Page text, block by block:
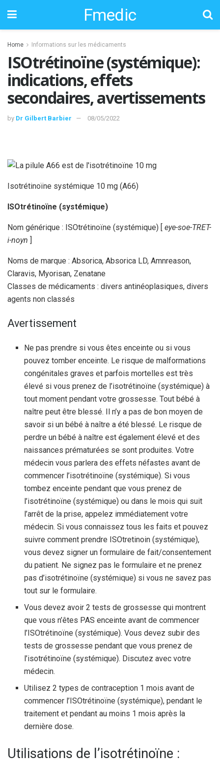
Fmedic
Home Informations sur les médicaments
ISOtrétinoïne (systémique):
indications, effets
secondaires, avertissements
by Dr Gilbert Barbier 08/05/2022
Isotrétinoïne systémique 10 mg (A66)
ISOtrétinoïne (systémique)
Nom générique : ISOtrétinoïne (systémique) [ eye-soe-TRET-
i-noyn ]
Noms de marque : Absorica, Absorica LD, Amnreason,
Claravis, Myorisan, Zenatane
Classes de médicaments : divers antinéoplasiques, divers
agents non classés
Avertissement
Ne pas prendre si vous êtes enceinte ou si vous
pouvez tomber enceinte. Le risque de malformations
congénitales graves et parfois mortelles est très
élevé si vous prenez de l’isotrétinoïne (systémique) à
tout moment pendant votre grossesse. Tout bébé à
naître peut être blessé. Il n’y a pas de bon moyen de
savoir si un bébé à naître a été blessé. Le risque de
perdre un bébé à naître est également élevé et des
naissances prématurées se sont produites. Votre
médecin vous parlera des effets néfastes avant de
commencer l’isotrétinoïne (systémique). Si vous
tombez enceinte pendant que vous prenez de
l’isotrétinoïne (systémique) ou dans le mois qui suit
l’arrêt de la prise, appelez immédiatement votre
médecin. Si vous connaissez tous les faits et pouvez
suivre comment prendre ISOtretinoin (systémique),
vous devez signer un formulaire de fait/consentement
du patient. Ne signez pas le formulaire et ne prenez
pas d’isotrétinoïne (systémique) si vous ne savez pas
tout sur le formulaire.
Vous devez avoir 2 tests de grossesse qui montrent
que vous n’êtes PAS enceinte avant de commencer
l’ISOtrétinoïne (systémique). Vous devez subir des
tests de grossesse pendant que vous prenez de
l’isotrétinoïne (systémique). Discutez avec votre
médecin.
Utilisez 2 types de contraception 1 mois avant de
commencer l’ISOtrétinoïne (systémique), pendant le
traitement et pendant au moins 1 mois après la
dernière dose.
Utilisations de l’isotrétinoïne :